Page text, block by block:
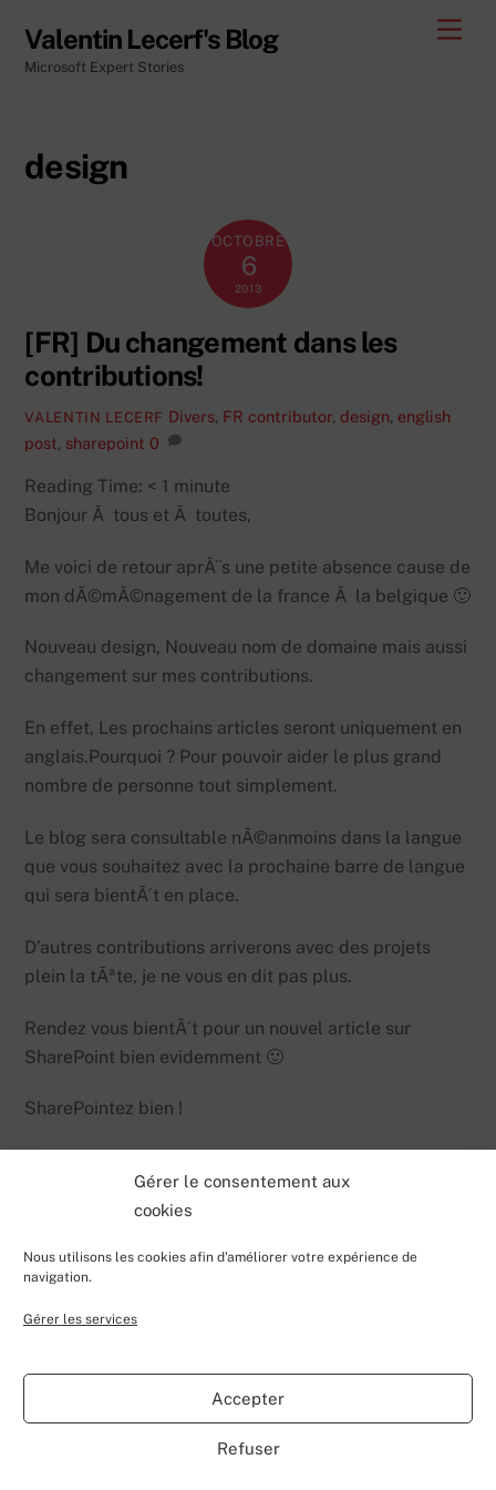
Gérer le consentement aux
cookies
Nous utilisons les cookies afin d'améliorer votre expérience de
navigation.
Gérer les services
Accepter
Refuser
content
Valentin Lecerf's Blog
Microsoft Expert Stories
design
OCTOBRE
6
2013
[FR] Du changement dans les
contributions!
VALENTIN LECERF Divers, FR contributor, design, english
post, sharepoint 0
Reading Time: < 1 minute
Bonjour Ã tous et Ã toutes,
Me voici de retour aprÃ¨s une petite absence cause de
mon dÃ©mÃ©nagement de la france Ã la belgique 🙂
Nouveau design, Nouveau nom de domaine mais aussi
changement sur mes contributions.
En effet, Les prochains articles seront uniquement en
anglais.Pourquoi ? Pour pouvoir aider le plus grand
nombre de personne tout simplement.
Le blog sera consultable nÃ©anmoins dans la langue
que vous souhaitez avec la prochaine barre de langue
qui sera bientÃ´t en place.
D’autres contributions arriverons avec des projets
plein la tÃªte, je ne vous en dit pas plus.
Rendez vous bientÃ´t pour un nouvel article sur
SharePoint bien evidemment 🙂
SharePointez bien !
To
Top
Valentin Lecerf's Blog
Home Blog Contributions My Projects
Contact